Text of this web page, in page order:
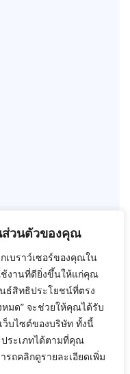
ส่วนตัวของคุณ
เบราว์เซอร์ของคุณใน
งานที่ดียิ่งขึ้นให้แก่คุณ
ธ์สิทธิประโยชน์ที่ตรง
มด” จะช่วยให้คุณได้รับ
บไซต์ของบริษัท ทั้งนี้
ระเภทได้ตามที่คุณ
ถคลิกดูรายละเอียดเพิ่ม